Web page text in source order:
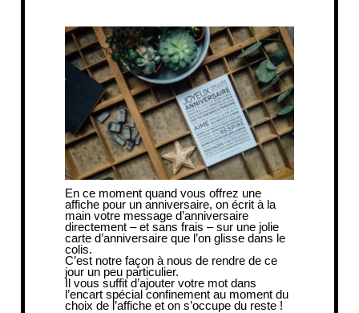
En ce moment quand vous offrez une
affiche pour un anniversaire, on écrit à la
main votre message d’anniversaire
directement – et sans frais – sur une jolie
carte d’anniversaire que l’on glisse dans le
colis.
C’est notre façon à nous de rendre de ce
jour un peu particulier.
Il vous suffit d’ajouter votre mot dans
l’encart spécial confinement au moment du
choix de l’affiche et on s’occupe du reste !